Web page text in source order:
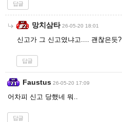
답글
망치삼타 26-05-20 18:01
신고가 그 신고였냐고.... 괜찮은듯?
답글
Faustus 26-05-20 17:09
어차피 신고 당했네 뭐..
답글